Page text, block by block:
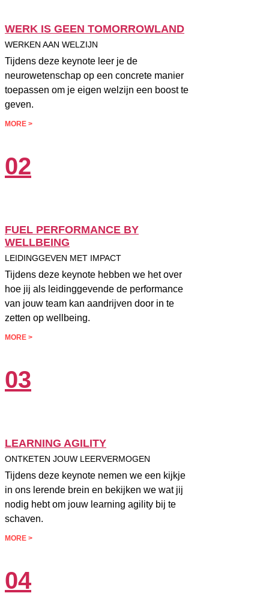
WERK IS GEEN TOMORROWLAND
WERKEN AAN WELZIJN
Tijdens deze keynote leer je de
neurowetenschap op een concrete manier
toepassen om je eigen welzijn een boost te
geven.
MORE >
02
FUEL PERFORMANCE BY
WELLBEING
LEIDINGGEVEN MET IMPACT
Tijdens deze keynote hebben we het over
hoe jij als leidinggevende de performance
van jouw team kan aandrijven door in te
zetten op wellbeing.
MORE >
03
LEARNING AGILITY
ONTKETEN JOUW LEERVERMOGEN
Tijdens deze keynote nemen we een kijkje
in ons lerende brein en bekijken we wat jij
nodig hebt om jouw learning agility bij te
schaven.
MORE >
04